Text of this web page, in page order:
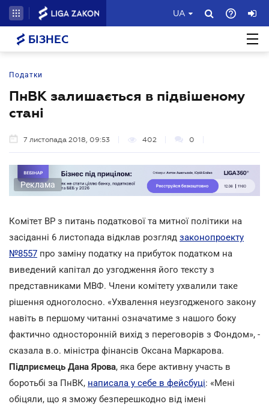
UA
БІЗНЕС
Податки
ПнВК залишається в підвішеному
стані
7 листопада 2018, 09:53 402 0
Реклама
Комітет ВР з питань податкової та митної політики на
засіданні 6 листопада відклав розгляд законопроекту
№8557 про заміну податку на прибуток податком на
виведений капітал до узгодження його тексту з
представниками МВФ. Члени комітету ухвалили таке
рішення одноголосно. «Ухвалення неузгодженого закону
навіть в першому читанні означатиме з нашого боку
фактично односторонній вихід з переговорів з Фондом», -
сказала в.о. міністра фінансів Оксана Маркарова.
Підприємець Дана Ярова, яка бере активну участь в
боротьбі за ПнВК, написала у себе в фейсбуці: «Мені
обіцяли, що я зможу безперешкодно від імені